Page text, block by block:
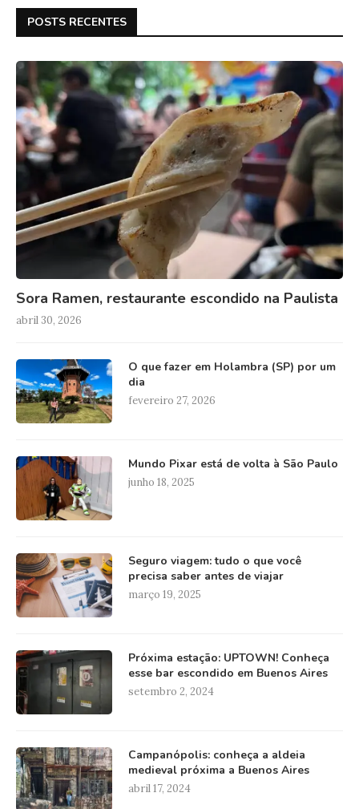
POSTS RECENTES
Sora Ramen, restaurante escondido na Paulista
abril 30, 2026
O que fazer em Holambra (SP) por um
dia
fevereiro 27, 2026
Mundo Pixar está de volta à São Paulo
junho 18, 2025
Seguro viagem: tudo o que você
precisa saber antes de viajar
março 19, 2025
Próxima estação: UPTOWN! Conheça
esse bar escondido em Buenos Aires
setembro 2, 2024
Campanópolis: conheça a aldeia
medieval próxima a Buenos Aires
abril 17, 2024